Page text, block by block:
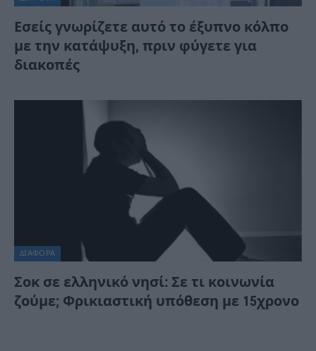
Εσείς γνωρίζετε αυτό το έξυπνο κόλπο
με την κατάψυξη, πριν φύγετε για
διακοπές
ΔΙΆΦΟΡΑ
Σοκ σε ελληνικό νησί: Σε τι κοινωνία
ζούμε; Φρικιαστική υπόθεση με 15χρονο